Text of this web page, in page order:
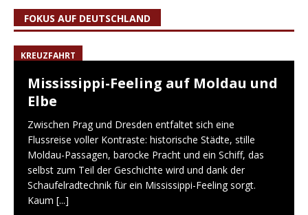
FOKUS AUF DEUTSCHLAND
KREUZFAHRT
Mississippi-Feeling auf Moldau und
Elbe
Zwischen Prag und Dresden entfaltet sich eine
Flussreise voller Kontraste: historische Städte, stille
Moldau-Passagen, barocke Pracht und ein Schiff, das
selbst zum Teil der Geschichte wird und dank der
Schaufelradtechnik für ein Mississippi-Feeling sorgt.
Kaum [...]